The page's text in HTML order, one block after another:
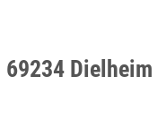
69234 Dielheim